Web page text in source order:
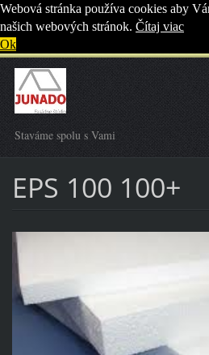
Webová stránka používa cookies aby
našich webových stránok. Čítaj viac
Ok
Staváme spolu s Vami
EPS 100 100+